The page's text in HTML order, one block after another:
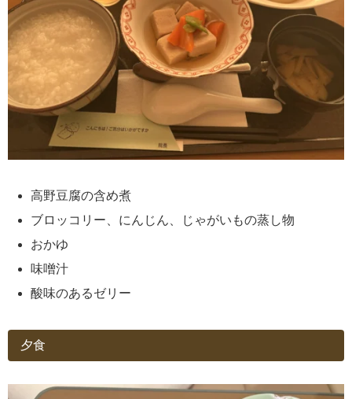
高野豆腐の含め煮
ブロッコリー、にんじん、じゃがいもの蒸し物
おかゆ
味噌汁
酸味のあるゼリー
夕食